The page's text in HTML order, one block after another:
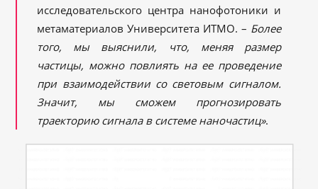
исследовательского центра нанофотоники и
метаматериалов Университета ИТМО. – Более
того, мы выяснили, что, меняя размер
частицы, можно повлиять на ее проведение
при взаимодействии со световым сигналом.
Значит, мы сможем прогнозировать
траекторию сигнала в системе наночастиц».